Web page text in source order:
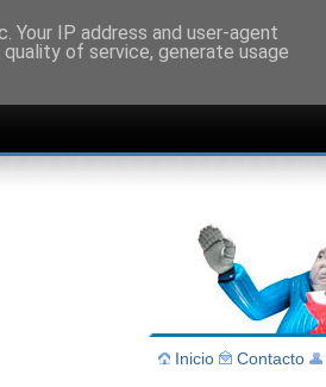
Inicio Contacto
IP address and user-agent
of service, generate usage